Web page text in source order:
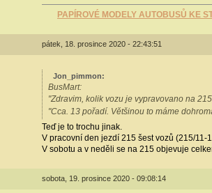
PAPÍROVÉ MODELY AUTOBUSŮ KE
pátek, 18. prosince 2020 - 22:43:51
Jon_pimmon:
BusMart:
"Zdravim, kolik vozu je vypravovano na
"Cca. 13 pořadí. Většinou to máme
Teď je to trochu jinak.
V pracovní den jezdí 215 šest vozů (215/11-
V sobotu a v neděli se na 215 objevuje
sobota, 19. prosince 2020 - 09:08:14